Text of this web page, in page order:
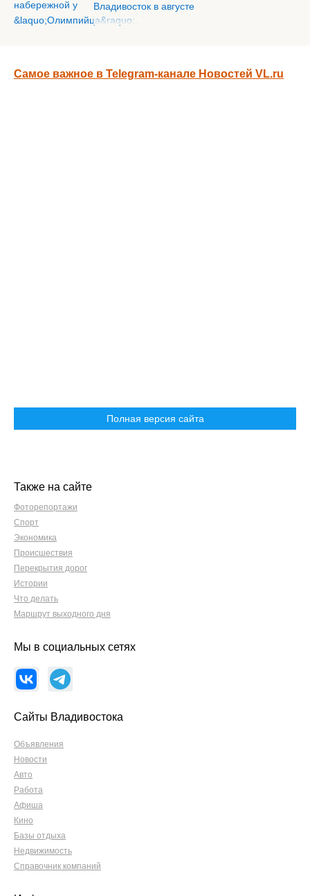
Владивосток в августе
Самое важное в Telegram-канале Новостей VL.ru
Полная версия сайта
Также на сайте
Фоторепортажи
Спорт
Экономика
Происшествия
Перекрытия дорог
Истории
Что делать
Маршрут выходного дня
Мы в социальных сетях
Сайты Владивостока
Объявления
Новости
Авто
Работа
Афиша
Кино
Базы отдыха
Недвижимость
Справочник компаний